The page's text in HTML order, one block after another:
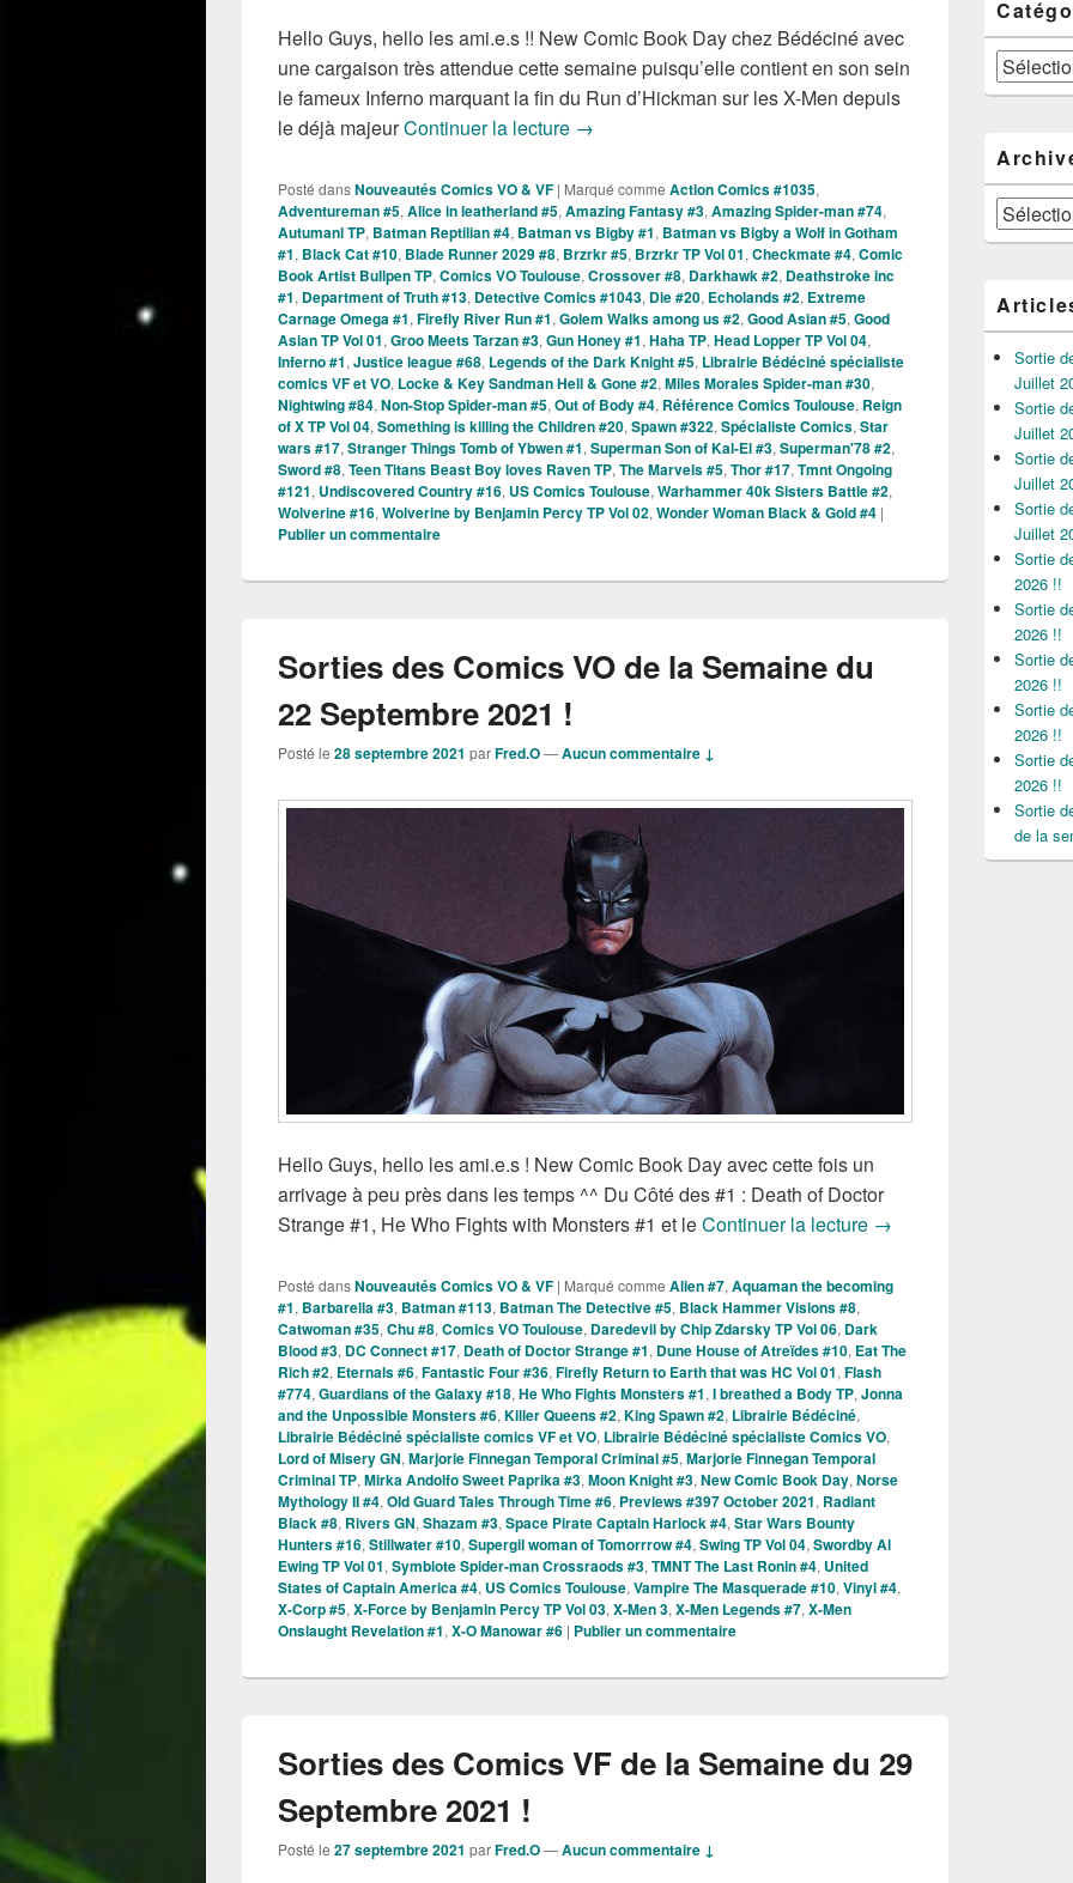
Hello Guys, hello les ami.e.s !! New Comic Book Day chez Bédéciné avec
une cargaison très attendue cette semaine puisqu’elle contient en son sein
le fameux Inferno marquant la fin du Run d’Hickman sur les X-Men depuis
le déjà majeurContinuer la lecture Sorties des Comics VO de la Semaine du 29 Septembre
→
Posté dansNouveautés Comics VO & VF | Marqué comme Action Comics #1035,
Adventureman #5, Alice in leatherland #5, Amazing Fantasy #3, Amazing Spider-man #74,
Autumanl TP, Batman Reptilian #4, Batman vs Bigby #1, Batman vs Bigby a Wolf in Gotham
#1, Black Cat #10, Blade Runner 2029 #8, Brzrkr #5, Brzrkr TP Vol 01, Checkmate #4, Comic
Book Artist Bullpen TP, Comics VO Toulouse, Crossover #8, Darkhawk #2, Deathstroke inc
#1, Department of Truth #13, Detective Comics #1043, Die #20, Echolands #2, Extreme
Carnage Omega #1, Firefly River Run #1, Golem Walks among us #2, Good Asian #5, Good
Asian TP Vol 01, Groo Meets Tarzan #3, Gun Honey #1, Haha TP, Head Lopper TP Vol 04,
Inferno #1, Justice league #68, Legends of the Dark Knight #5, Librairie Bédéciné spécialiste
comics VF et VO, Locke & Key Sandman Hell & Gone #2, Miles Morales Spider-man #30,
Nightwing #84, Non-Stop Spider-man #5, Out of Body #4, Référence Comics Toulouse, Reign
of X TP Vol 04, Something is killing the Children #20, Spawn #322, Spécialiste Comics, Star
wars #17, Stranger Things Tomb of Ybwen #1, Superman Son of Kal-El #3, Superman'78 #2,
Sword #8, Teen Titans Beast Boy loves Raven TP, The Marvels #5, Thor #17, Tmnt Ongoing
#121, Undiscovered Country #16, US Comics Toulouse, Warhammer 40k Sisters Battle #2,
Wolverine #16, Wolverine by Benjamin Percy TP Vol 02, Wonder Woman Black & Gold #4 |
Publier un commentaire
Sorties des Comics VO de la Semaine du
22 Septembre 2021 !
Posté le 28 septembre 2021 parFred.O—Aucun commentaire ↓
Hello Guys, hello les ami.e.s ! New Comic Book Day avec cette fois un
arrivage à peu près dans les temps ^^ Du Côté des #1 : Death of Doctor
Strange #1, He Who Fights with Monsters #1 et leContinuer la lecture Sorties des Comics
→
Posté dansNouveautés Comics VO & VF | Marqué comme Alien #7, Aquaman the becoming
#1, Barbarella #3, Batman #113, Batman The Detective #5, Black Hammer Visions #8,
Catwoman #35, Chu #8, Comics VO Toulouse, Daredevil by Chip Zdarsky TP Vol 06, Dark
Blood #3, DC Connect #17, Death of Doctor Strange #1, Dune House of Atreïdes #10, Eat The
Rich #2, Eternals #6, Fantastic Four #36, Firefly Return to Earth that was HC Vol 01, Flash
#774, Guardians of the Galaxy #18, He Who Fights Monsters #1, I breathed a Body TP, Jonna
and the Unpossible Monsters #6, Killer Queens #2, King Spawn #2, Librairie Bédéciné,
Librairie Bédéciné spécialiste comics VF et VO, Librairie Bédéciné spécialiste Comics VO,
Lord of Misery GN, Marjorie Finnegan Temporal Criminal #5, Marjorie Finnegan Temporal
Criminal TP, Mirka Andolfo Sweet Paprika #3, Moon Knight #3, New Comic Book Day, Norse
Mythology II #4, Old Guard Tales Through Time #6, Previews #397 October 2021, Radiant
Black #8, Rivers GN, Shazam #3, Space Pirate Captain Harlock #4, Star Wars Bounty
Hunters #16, Stillwater #10, Supergil woman of Tomorrrow #4, Swing TP Vol 04, Swordby Al
Ewing TP Vol 01, Symbiote Spider-man Crossraods #3, TMNT The Last Ronin #4, United
States of Captain America #4, US Comics Toulouse, Vampire The Masquerade #10, Vinyl #4,
X-Corp #5, X-Force by Benjamin Percy TP Vol 03, X-Men 3, X-Men Legends #7, X-Men
Onslaught Revelation #1, X-O Manowar #6 | Publier un commentaire
Sorties des Comics VF de la Semaine du 29
Septembre 2021 !
Posté le 27 septembre 2021 parFred.O—Aucun commentaire ↓
Catégories
Archives
Sortie
Juillet
Sortie
Juillet
Sortie
Juillet
Sortie
Juillet
Sortie
2026 !!
Sortie
2026 !!
Sortie
2026 !!
Sortie
2026 !!
Sortie
2026 !!
Sortie
de la